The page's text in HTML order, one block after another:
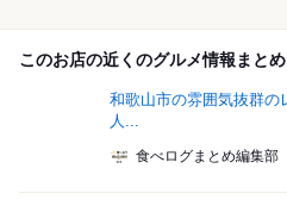
このお店の近くのグルメ情報まとめ
和歌山市の雰囲気抜群の
人...
食べログまとめ編集部